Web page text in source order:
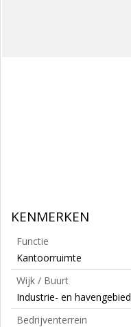
KENMERKEN
Functie
Kantoorruimte
Wijk / Buurt
Industrie- en havengebied
Bedrijventerrein